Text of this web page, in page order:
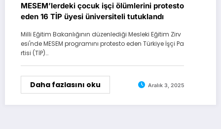
MESEM’lerdeki çocuk işçi ölümlerini protesto
eden 16 TİP üyesi üniversiteli tutuklandı
Milli Eğitim Bakanlığının düzenlediği Mesleki Eğitim Zirv
esi'nde MESEM programını protesto eden Türkiye İşçi Pa
rtisi (TİP)…
Daha fazlasını oku Aralık 3, 2025